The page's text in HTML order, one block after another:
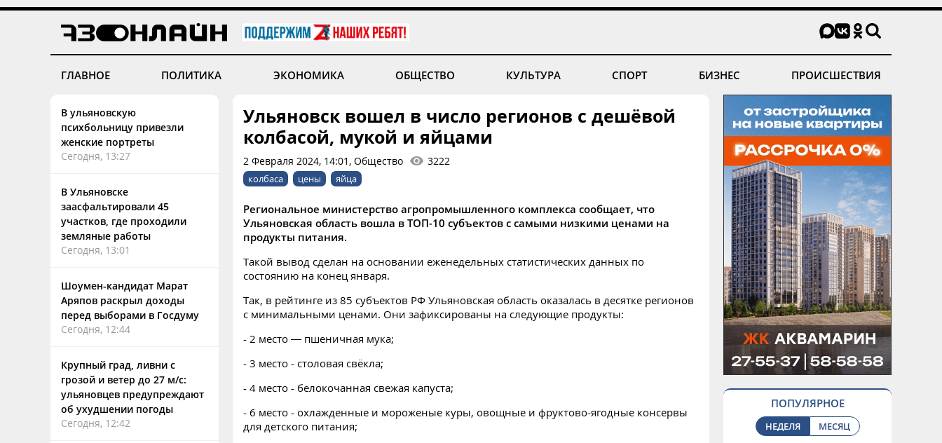
ГЛАВНОЕ ПОЛИТИКА ЭКОНОМИКА ОБЩЕСТВО КУЛЬТУРА СПОРТ БИЗНЕС ПРОИСШЕСТВИЯ
В ульяновскую
психбольницу привезли
женские портреты
Сегодня, 13:27
В Ульяновске
заасфальтировали 45
участков, где проходили
земляные работы
Сегодня, 13:01
Шоумен-кандидат Марат
Аряпов раскрыл доходы
перед выборами в Госдуму
Сегодня, 12:44
Крупный град, ливни с
грозой и ветер до 27 м/с:
ульяновцев предупреждают
об ухудшении погоды
Сегодня, 12:42
Ульяновск вошел в число регионов с дешёвой
колбасой, мукой и яйцами
2 Февраля 2024, 14:01, Общество 3222
колбаса цены яйца
Региональное министерство агропромышленного комплекса сообщает, что
Ульяновская область вошла в ТОП-10 субъектов с самыми низкими ценами на
продукты питания.
Такой вывод сделан на основании еженедельных статистических данных по
состоянию на конец января.
Так, в рейтинге из 85 субъектов РФ Ульяновская область оказалась в десятке регионов
с минимальными ценами. Они зафиксированы на следующие продукты:
- 2 место — пшеничная мука;
- 3 место - столовая свёкла;
- 4 место - белокочанная свежая капуста;
- 6 место - охлажденные и мороженые куры, овощные и фруктово-ягодные консервы
для детского питания;
ПОПУЛЯРНОЕ
НЕДЕЛЯ МЕСЯЦ